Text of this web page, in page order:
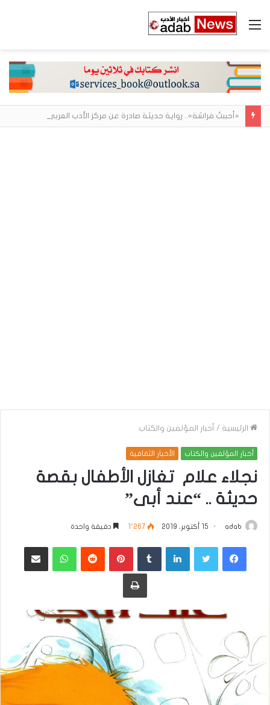
القائمة
الرئيسية / أخبار المؤلفين والكتاب
أخبار المؤلفين والكتاب الأخبار الثقافية
نجلاء علام تغازل الأطفال بقصة
حديثة .. “عند أبى”
adab 15 أكتوبر، 2019 1٬267 دقيقة واحدة
فيسبوكتويتر لينكدإن ‏Tumblr بينتيريست
‏Reddit واتساب مشاركة عبر البريد
طباعة